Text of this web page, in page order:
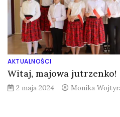
AKTUALNOŚCI
Witaj, majowa jutrzenko!
2 maja 2024 Monika